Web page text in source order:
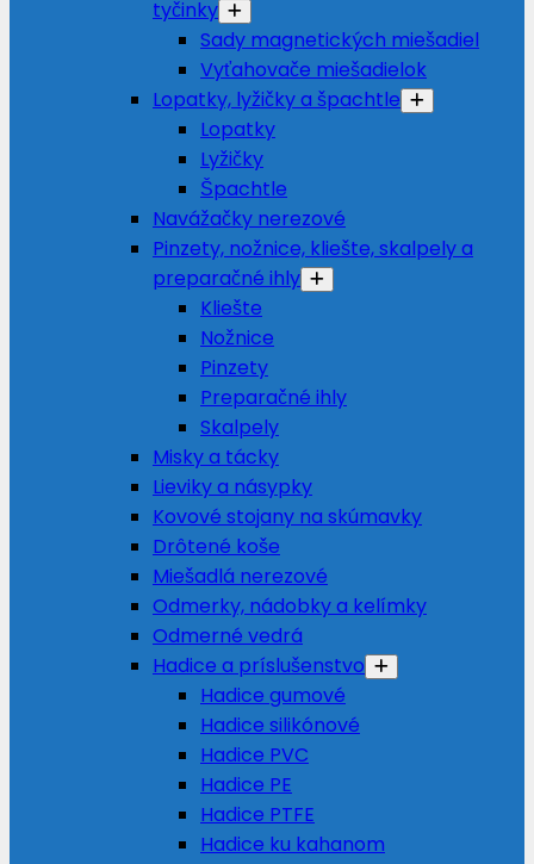
tyčinky
Sady magnetických miešadiel
Vyťahovače miešadielok
Lopatky, lyžičky a špachtle
Lopatky
Lyžičky
Špachtle
Navážačky nerezové
Pinzety, nožnice, kliešte, skalpely a
preparačné ihly
Kliešte
Nožnice
Pinzety
Preparačné ihly
Skalpely
Misky a tácky
Lieviky a násypky
Kovové stojany na skúmavky
Drôtené koše
Miešadlá nerezové
Odmerky, nádobky a kelímky
Odmerné vedrá
Hadice a príslušenstvo
Hadice gumové
Hadice silikónové
Hadice PVC
Hadice PE
Hadice PTFE
Hadice ku kahanom